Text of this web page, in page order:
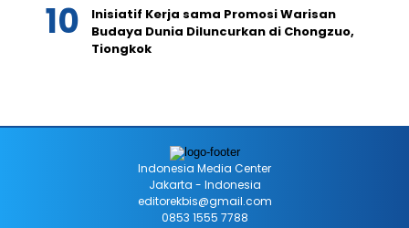
Inisiatif Kerja sama Promosi Warisan
Budaya Dunia Diluncurkan di Chongzuo,
Tiongkok
Indonesia Media Center
Jakarta - Indonesia
editorekbis@gmail.com
0853 1555 7788